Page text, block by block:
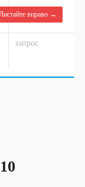
вправо →
запрос
запрос